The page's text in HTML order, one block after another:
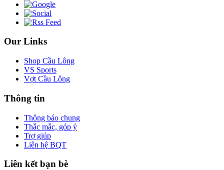
Our Links
Shop Cầu Lông
VS Sports
Vợt Cầu Lông
Thông tin
Thông báo chung
Thắc mắc, góp ý
Trợ giúp
Liên hệ BQT
Liên kết bạn bè